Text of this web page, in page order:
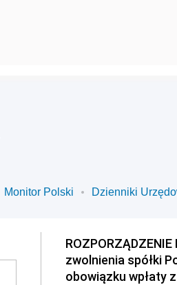
Monitor Polski Dzienniki
zwolnienia spółki
obowiązku wpłaty